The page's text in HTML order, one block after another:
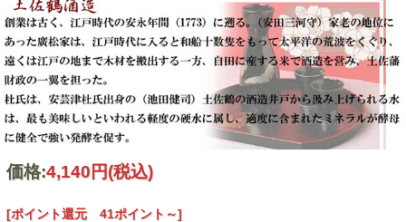
価格:4,140円(税込)
[ポイント還元 41ポイント～]